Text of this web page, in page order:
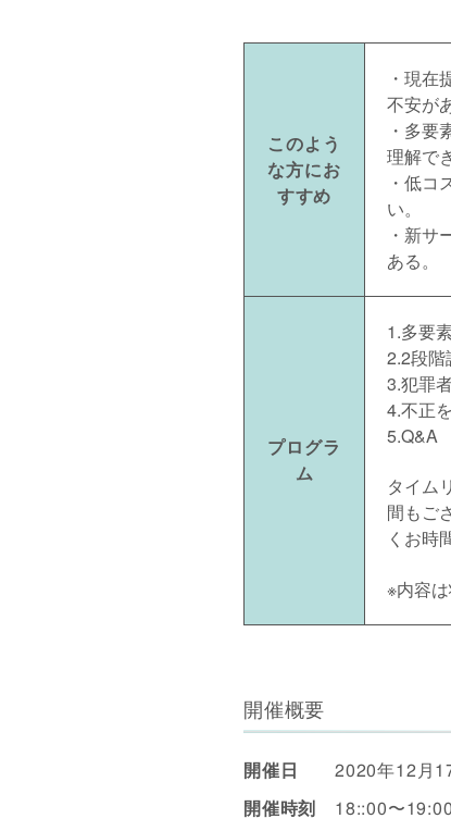
このよう
な方にお
すすめ
・現在
不安が
・多要
理解で
・低コ
い。
・新サ
ある。
プログラ
ム
1.多要
2.2段階
3.犯罪
4.不正
5.Q&A
タイム
間もご
くお時
※内容
開催概要
開催日 2020年12月
開催時刻 18::00〜19:00